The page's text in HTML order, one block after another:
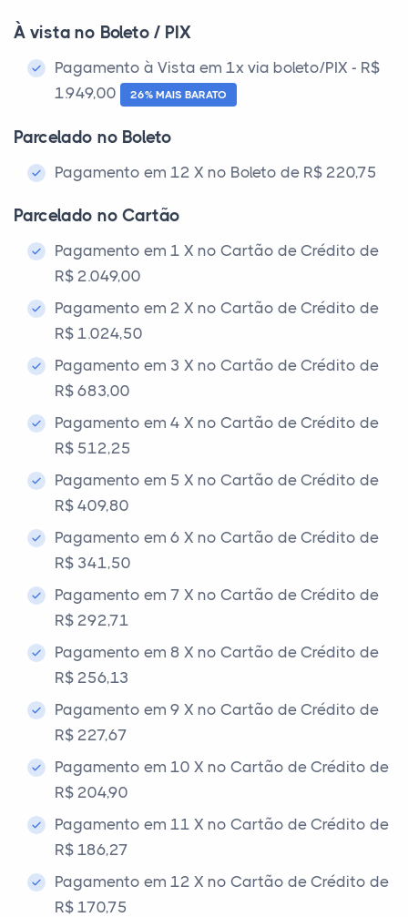
À vista no Boleto / PIX
Pagamento à Vista em 1x via boleto/PIX - R$
1.949,00
26% MAIS BARATO
Parcelado no Boleto
Pagamento em 12 X no Boleto de R$ 220,75
Parcelado no Cartão
Pagamento em 1 X no Cartão de Crédito de
R$ 2.049,00
Pagamento em 2 X no Cartão de Crédito de
R$ 1.024,50
Pagamento em 3 X no Cartão de Crédito de
R$ 683,00
Pagamento em 4 X no Cartão de Crédito de
R$ 512,25
Pagamento em 5 X no Cartão de Crédito de
R$ 409,80
Pagamento em 6 X no Cartão de Crédito de
R$ 341,50
Pagamento em 7 X no Cartão de Crédito de
R$ 292,71
Pagamento em 8 X no Cartão de Crédito de
R$ 256,13
Pagamento em 9 X no Cartão de Crédito de
R$ 227,67
Pagamento em 10 X no Cartão de Crédito de
R$ 204,90
Pagamento em 11 X no Cartão de Crédito de
R$ 186,27
Pagamento em 12 X no Cartão de Crédito de
R$ 170,75